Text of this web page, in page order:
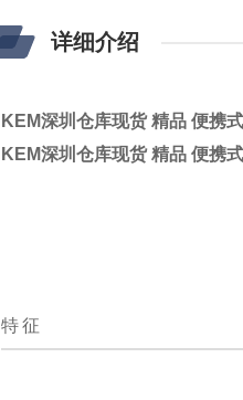
详细介绍
KEM深圳仓库现货 精品 便携
KEM深圳仓库现货 精品 便携
特征